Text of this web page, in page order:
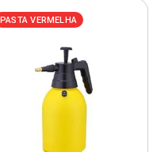
PASTA VERMELHA